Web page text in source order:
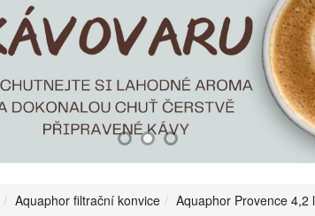
Aquaphor filtrační konvice Aquaphor Provence 4,2 l